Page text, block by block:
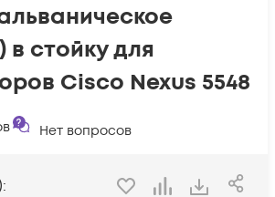
стойку для
Cisco Nexus 5548
Нет вопросов